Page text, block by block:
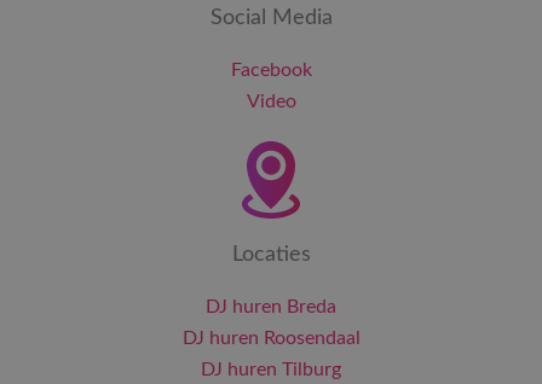
Social Media
Facebook
Video
Locaties
DJ huren Breda
DJ huren Roosendaal
DJ huren Tilburg